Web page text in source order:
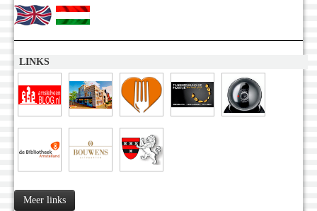
LINKS
Meer links